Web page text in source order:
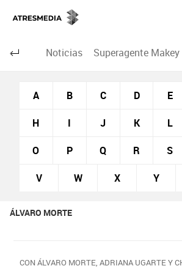
Noticias Superagente Makey
A B C D E
H I J K L
O P Q R S
V W X Y
ÁLVARO MORTE
CON ÁLVARO MORTE, ADRIANA UGARTE Y